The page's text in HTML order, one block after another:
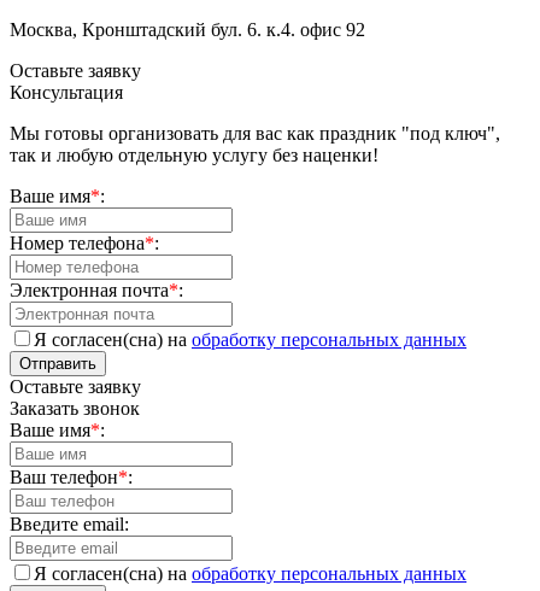
Москва, Кронштадский бул. 6. к.4. офис 92
Оставьте заявку
Консультация
Мы готовы организовать для вас как праздник "под ключ",
так и любую отдельную услугу без наценки!
Ваше имя*:
Номер телефона*:
Электронная почта*:
Я согласен(сна) на обработку персональных данных
Отправить
Оставьте заявку
Заказать звонок
Ваше имя*:
Ваш телефон*:
Введите email:
Я согласен(сна) на обработку персональных данных